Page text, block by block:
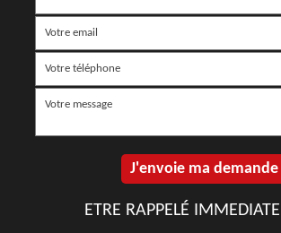
ETRE RAPPELÉ